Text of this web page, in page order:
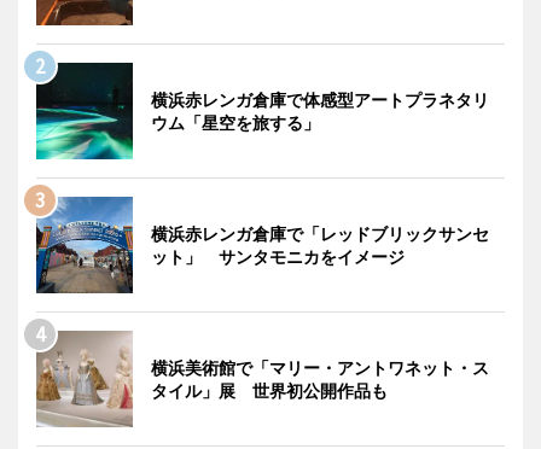
横浜赤レンガ倉庫で体感型アートプラネタリ
ウム「星空を旅する」
横浜赤レンガ倉庫で「レッドブリックサンセ
ット」 サンタモニカをイメージ
横浜美術館で「マリー・アントワネット・ス
タイル」展 世界初公開作品も